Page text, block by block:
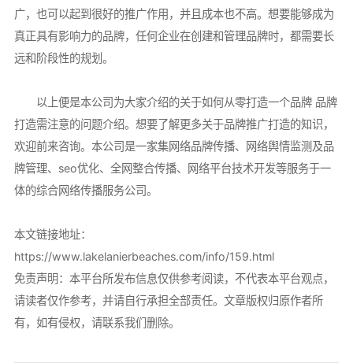
广，也可以起到很好的推广作用，并且成本也不高。想要能够成为
真正具有影响力的品牌，任何企业在创建和管理品牌时，都需要长
远和阶段性的规划。
以上便是本公司为大家介绍的关于如何从零打造一个品牌 品牌
打造需注意的问题介绍。想要了解更多关于品牌推广打造的知识，
欢迎前来咨询。本公司是一家集网络品牌传播、网络舆情监测及品
牌管理、seo优化、全网整合传播、网络平台技术开发等服务于一
体的综合网络传播服务公司。
本文链接地址：
https://www.lakelanierbeaches.com/info/159.html
免责声明：本平台所发布信息仅供参考阅读，不代表本平台观点，
请读者仅作参考，并请自行承担全部责任。文章版权归原作者所
有，如有侵权，请联系我们删除。